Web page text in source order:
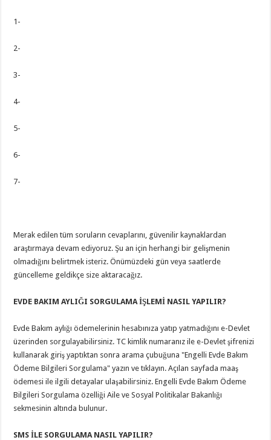
1-
2-
3-
4-
5-
6-
7-
Merak edilen tüm soruların cevaplarını, güvenilir kaynaklardan
araştırmaya devam ediyoruz. Şu an için herhangi bir gelişmenin
olmadığını belirtmek isteriz. Önümüzdeki gün veya saatlerde
güncelleme geldikçe size aktaracağız.
EVDE BAKIM AYLIĞI SORGULAMA İŞLEMİ NASIL YAPILIR?
Evde Bakım aylığı ödemelerinin hesabınıza yatıp yatmadığını e-Devlet
üzerinden sorgulayabilirsiniz. TC kimlik numaranız ile e-Devlet şifrenizi
kullanarak giriş yaptıktan sonra arama çubuğuna "Engelli Evde Bakım
Ödeme Bilgileri Sorgulama" yazın ve tıklayın. Açılan sayfada maaş
ödemesi ile ilgili detayalar ulaşabilirsiniz. Engelli Evde Bakım Ödeme
Bilgileri Sorgulama özelliği Aile ve Sosyal Politikalar Bakanlığı
sekmesinin altında bulunur.
SMS İLE SORGULAMA NASIL YAPILIR?